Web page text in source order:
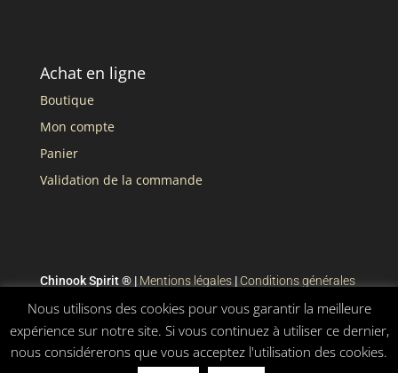
Achat en ligne
Boutique
Mon compte
Panier
Validation de la commande
Chinook Spirit ® | Mentions légales| Conditions générales
de vente
Nous utilisons des cookies pour vous garantir la meilleure
expérience sur notre site. Si vous continuez à utiliser ce dernier,
nous considérerons que vous acceptez l'utilisation des cookies.